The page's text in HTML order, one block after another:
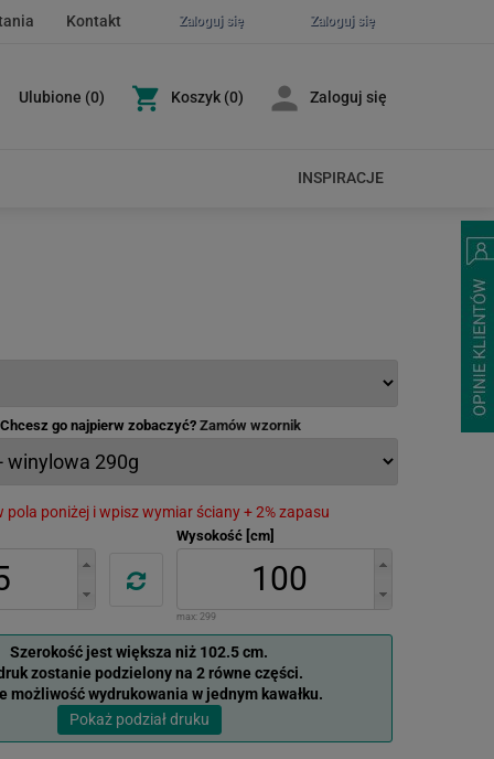
Zaloguj się
Zaloguj się
Kontakt
Ulubione (0) Koszyk (0) Zaloguj się
INSPIRACJE
go najpierw zobaczyć? Zamów wzornik
pola poniżej i wpisz wymiar ściany + 2% zapasu
Wysokość [cm]
max: 299
Szerokość jest większa niż 102.5 cm.
zostanie podzielony na 2 równe części.
możliwość wydrukowania w jednym kawałku.
Pokaż podział druku